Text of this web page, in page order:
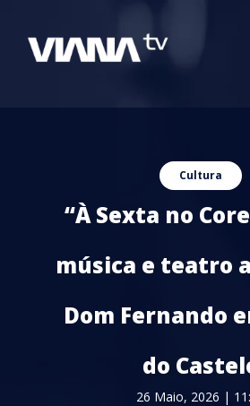
Cultura
“À Sexta no
música e teatro
Dom Fernando
do
26 Maio, 2026 |